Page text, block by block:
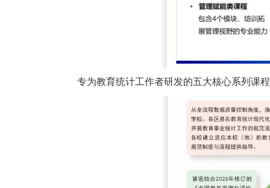
专为教育统计工作者研发的五大核心系列课